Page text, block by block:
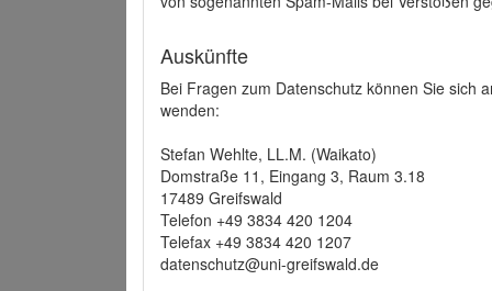
Auskünfte
Bei Fragen zum Datenschutz können Sie sich
wenden:
Stefan Wehlte, LL.M. (Waikato)
Domstraße 11, Eingang 3, Raum 3.18
17489 Greifswald
Telefon +49 3834 420 1204
Telefax +49 3834 420 1207
datenschutz@uni-greifswald.de